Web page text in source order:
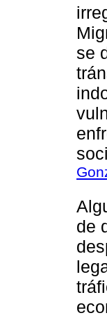
se
de